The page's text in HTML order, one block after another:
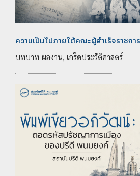
ความเป็นไปภายใต้คณะผู้สำเร็จราชก
บทบาท-ผลงาน, เกร็ดประวัติศาสตร์